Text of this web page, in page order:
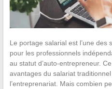
Le portage salarial est l’une des
pour les professionnels
au statut d’auto-entrepreneur.
avantages du salariat
l’entreprenariat. Mais combien